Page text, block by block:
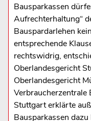
Bausparkassen
Aufrechterhaltung“
Bauspardarlehen
entsprechende
rechtswidrig,
Oberlandesgericht
Oberlandesgericht
Verbraucherzentrale
Stuttgart erklärte
Bausparkassen